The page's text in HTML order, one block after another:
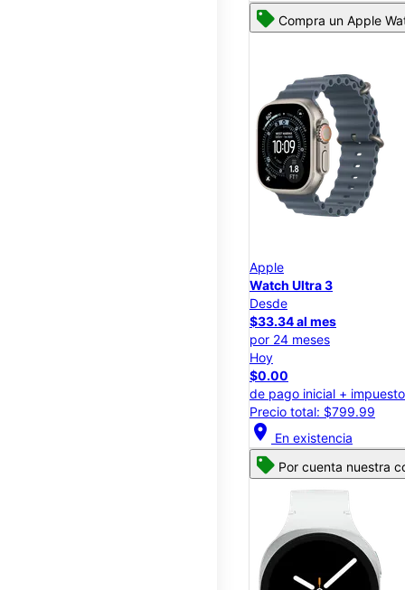
Compra un Apple
Apple
Watch Ultra 3
Desde
$33.34 al mes
por 24 meses
Hoy
$0.00
de pago inicial +
Precio total: $799.99
location_on En existencia
Por cuenta nuestra